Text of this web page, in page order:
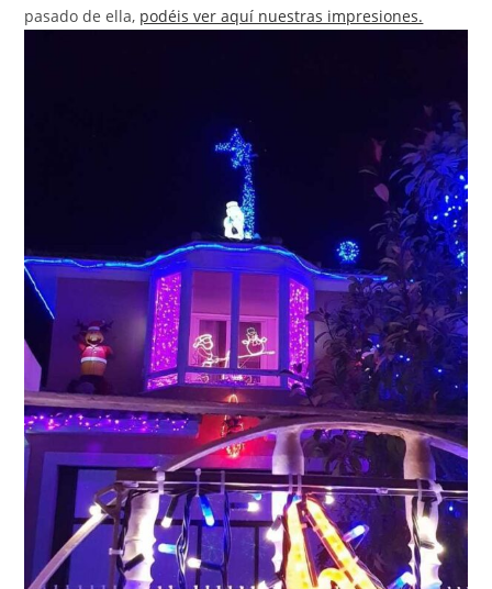
pasado de ella, podéis ver aquí nuestras impresiones.